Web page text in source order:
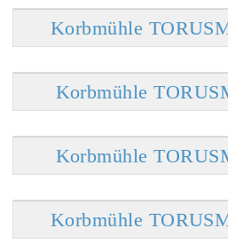
Korbmühle
Korbmühle
Korbmühle
Korbmühle